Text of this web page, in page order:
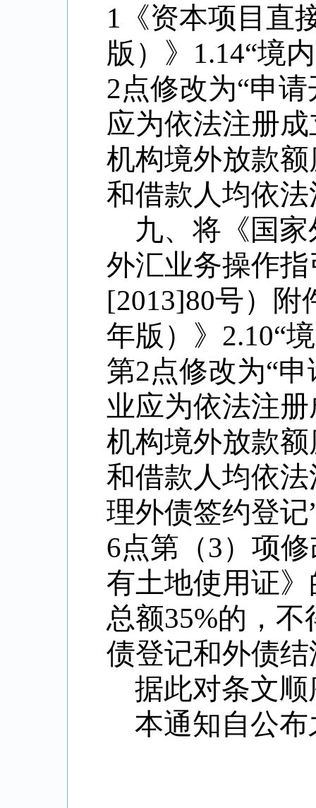
1 《资本项目
版）》 1.14“境
2点修改为“申
应为依法注册
机构境外放款
和借款人均依
九、将《国
外汇业务操作
[2013]80号）附
年版）》 2.10“
第2点修改为“申
业应为依法注
机构境外放款
和借款人均依
理外债签约登记
6点第（3）项
有土地使用证
总额35%的，不
债登记和外债
据此对条文
本通知自公